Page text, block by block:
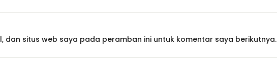
dan situs web saya pada peramban ini untuk komentar saya berikutnya.